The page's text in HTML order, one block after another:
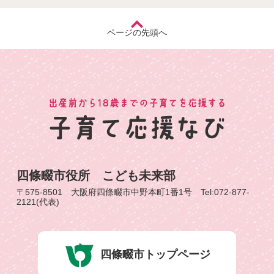
ページの先頭へ
四條畷市役所 こども未来部
〒575-8501 大阪府四條畷市中野本町1番1号 Tel:072-877-
2121(代表)
四條畷市トップページ